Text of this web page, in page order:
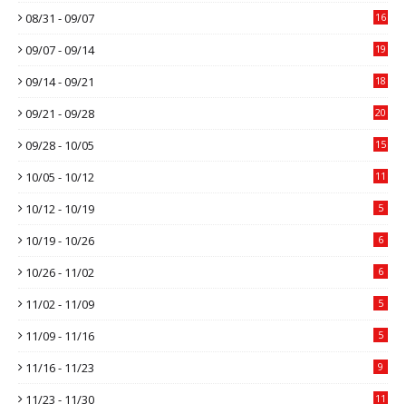
08/31 - 09/07 16
09/07 - 09/14 19
09/14 - 09/21 18
09/21 - 09/28 20
09/28 - 10/05 15
10/05 - 10/12 11
10/12 - 10/19 5
10/19 - 10/26 6
10/26 - 11/02 6
11/02 - 11/09 5
11/09 - 11/16 5
11/16 - 11/23 9
11/23 - 11/30 11